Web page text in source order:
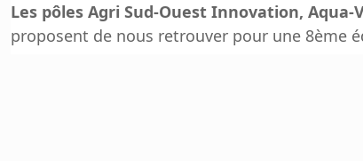
Les pôles Agri Sud-Ouest Innovation,
proposent de nous retrouver pour une 8ème